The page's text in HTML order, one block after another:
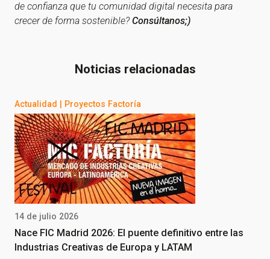
de confianza que tu comunidad digital necesita para
crecer de forma sostenible?Consúltanos;)
Noticias relacionadas
Actualidad Proyectos Factoría
14 de julio 2026
Nace FIC Madrid 2026: El puente definitivo entre las
Industrias Creativas de Europa y LATAM